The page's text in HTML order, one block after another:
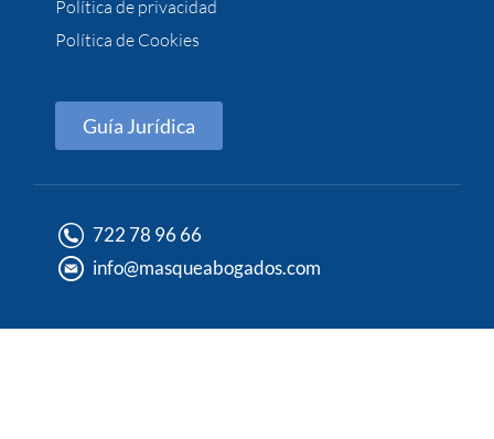
Política de privacidad
Política de Cookies
Guía Jurídica
722 78 96 66
info@masqueabogados.com